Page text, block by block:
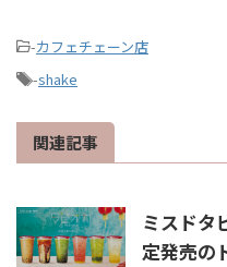
-カフェチェーン店
-shake
関連記事
ミスドタ
定発売の